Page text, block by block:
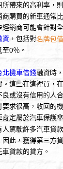
帶來的高利率，
購買的新車通常
銷商可能會針對
資 ，包括對名牌包
0％。
北機車借錢融資時
這些在這裡買，
或沒有信用的人
求很高，收回的
肯定屬於汽車保護
人駕駛許多汽車貸
此，獲得第三方
貸款的貸方。